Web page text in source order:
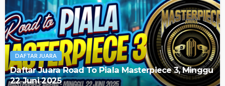
DAFTAR JUARA
Daftar Juara Road To Piala Masterpiece 3, Minggu
22 Juni 2025